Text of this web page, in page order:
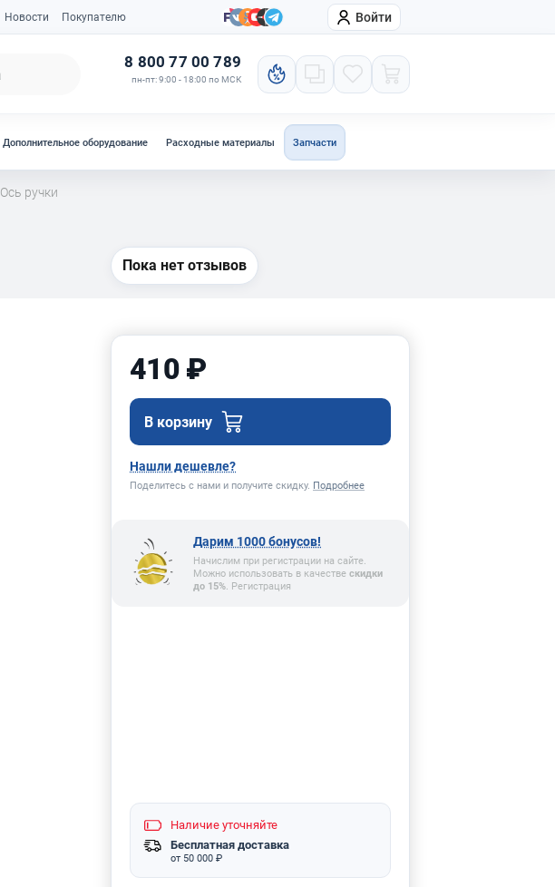
Новости Покупателю Компания Войти
8 800 77 00 789
пн-пт: 9:00 - 18:00 по МСК
Дополнительное оборудование Расходные материалы Запчасти
Ось ручки
Пока нет отзывов
410 ₽
В корзину
Нашли дешевле?
Поделитесь с нами и получите скидку. Подробнее
Дарим 1000 бонусов!
Начислим при регистрации на сайте.
Можно использовать в качестве скидки
до 15%. Регистрация
Наличие уточняйте
Бесплатная доставка
от 50 000 ₽